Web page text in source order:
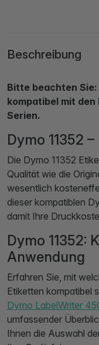
Beschreibung
Bitte beachten
kompatibel mit den
Serien.
Dymo 11352
Die Dymo 11352
Qualität wie die
wesentlich
dieser kompatiblen
damit Ihre
Dymo 11352:
Anwendung
Erfahren Sie, mit
Etiketten kompatibel
Dymo LabelWriter
umfassender
Ihnen die Auswahl